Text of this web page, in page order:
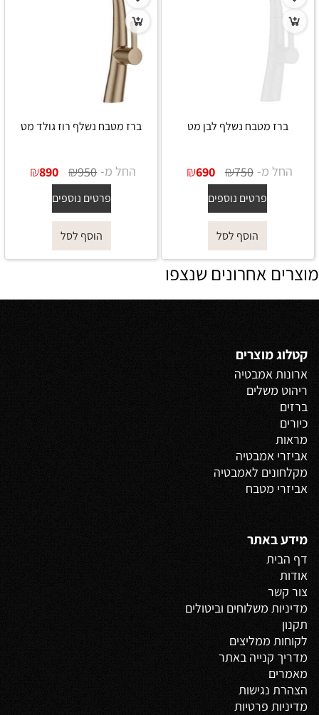
ברז מטבח נשלף לבן מט
החל מ- ₪750
₪690
פרטים נוספים
הוסף לסל
ברז מטבח נשלף רוז גולד מט
החל מ- ₪950
₪890
פרטים נוספים
הוסף לסל
מוצרים אחרונים שנצפו
קטלוג מוצרים
ארונות אמבטיה
ריהוט משלים
ברזים
כיורים
מראות
אביזרי אמבטיה
מקלחונים לאמבטיה
אביזרי מטבח
מידע באתר
דף הבית
אודות
צור קשר
מדיניות משלוחים וביטולים
תקנון
לקוחות ממליצים
מדריך קנייה באתר
מאמרים
הצהרת נגישות
מדיניות פרטיות